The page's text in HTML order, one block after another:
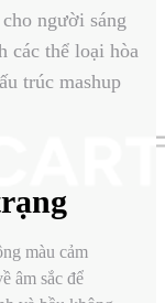
người sáng
các thể loại hòa
trúc mashup
màu cảm
âm sắc để